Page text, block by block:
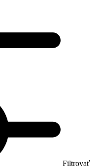
Filtrovať